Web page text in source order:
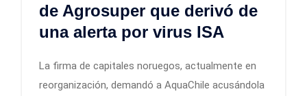
de Agrosuper que derivó de
una alerta por virus ISA
La firma de capitales noruegos, actualmente en
reorganización, demandó a AquaChile acusándola